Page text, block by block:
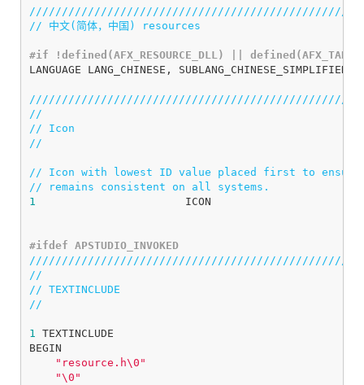
// 中文(简体，中国) resources
LANGUAGE LANG_CHINESE , SUBLANG_CHINESE_SIMPLIFIED
//
// Icon
//
// Icon with lowest ID value placed first to
// remains consistent on all systems.
1
ICON
//
// TEXTINCLUDE
//
1 TEXTINCLUDE
BEGIN
"resource.h\0 "
"\0 "